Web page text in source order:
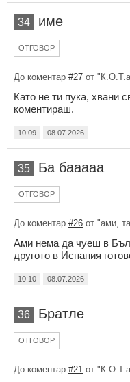
34 име
ОТГОВОР
До коментар #27 от
Като не ти пука, хвани
коментираш.
10:09 08.07.2026
35 Ба бааааа
ОТГОВОР
До коментар #26 от "ами,
Ами нема да чуеш в
другото в Испания
10:10 08.07.2026
36 Братле
ОТГОВОР
До коментар #21 от